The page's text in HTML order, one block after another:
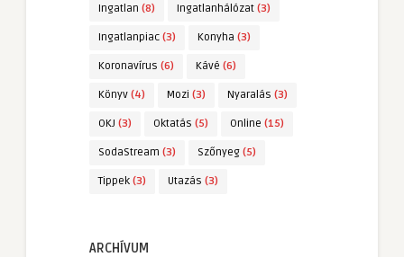
Ingatlan (8) Ingatlanhálózat (3)
Ingatlanpiac (3) Konyha (3)
Koronavírus (6) Kávé (6)
Könyv (4) Mozi (3) Nyaralás (3)
OKJ (3) Oktatás (5) Online (15)
SodaStream (3) Szőnyeg (5)
Tippek (3) Utazás (3)
ARCHÍVUM